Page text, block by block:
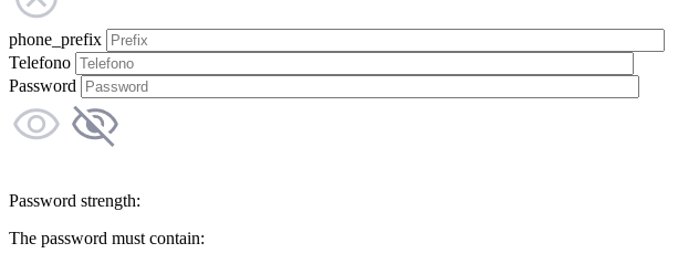
phone_prefix
Telefono
Password
Password strength:
The password must contain: